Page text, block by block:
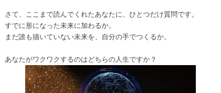
さて、ここまで読んでくれたあなたに、ひとつだけ質問です。
すでに形になった未来に加わるか。
まだ誰も描いていない未来を、自分の手でつくるか。
あなたがワクワクするのはどちらの人生ですか？